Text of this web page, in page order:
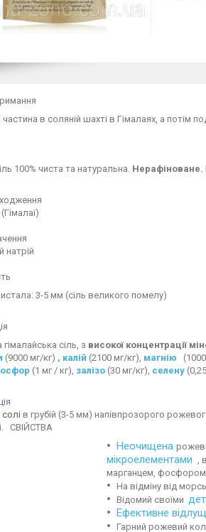
в соляній шахті в Гімалаях, а потім
100% чиста та натуральна. Нерафіноване.
натрій
3-5 мм (сіль великого помелу)
сіль, з високої концентрації
(9000 мг/кг) , калій (2100 мг/кг), магнію
(1 мг / кг), залізо (30 мг/кг), селену
солі в грубій (3-5 мм) напівпрозорого
СВІЙСТВА
Неочищена
мікроелементами ,
марганцем, фосфором
На відміну від
Відомий своїми
Ефективне
Гарний рожевий